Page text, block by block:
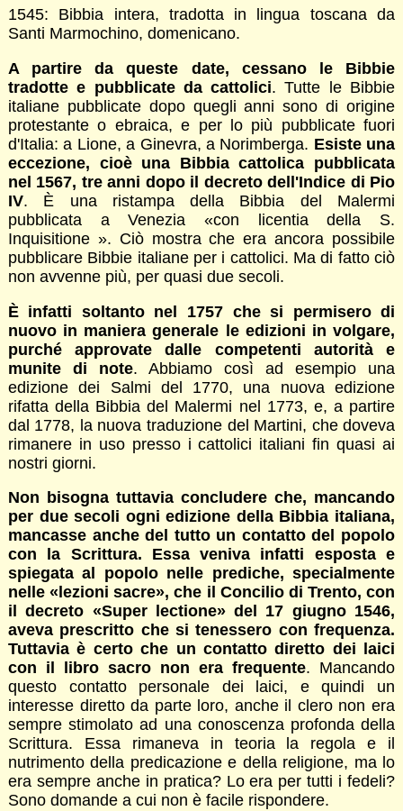
1545: Bibbia intera, tradotta in lingua toscana da
Santi Marmochino, domenicano.
A partire da queste date, cessano le Bibbie
tradotte e pubblicate da cattolici. Tutte le Bibbie
italiane pubblicate dopo quegli anni sono di origine
protestante o ebraica, e per lo più pubblicate fuori
d'Italia: a Lione, a Ginevra, a Norimberga. Esiste una
eccezione, cioè una Bibbia cattolica pubblicata
nel 1567, tre anni dopo il decreto dell'Indice di Pio
IV. È una ristampa della Bibbia del Malermi
pubblicata a Venezia «con licentia della S.
Inquisitione ». Ciò mostra che era ancora possibile
pubblicare Bibbie italiane per i cattolici. Ma di fatto ciò
non avvenne più, per quasi due secoli.
È infatti soltanto nel 1757 che si permisero di
nuovo in maniera generale le edizioni in volgare,
purché approvate dalle competenti autorità e
munite di note. Abbiamo così ad esempio una
edizione dei Salmi del 1770, una nuova edizione
rifatta della Bibbia del Malermi nel 1773, e, a partire
dal 1778, la nuova traduzione del Martini, che doveva
rimanere in uso presso i cattolici italiani fin quasi ai
nostri giorni.
Non bisogna tuttavia concludere che, mancando
per due secoli ogni edizione della Bibbia italiana,
mancasse anche del tutto un contatto del popolo
con la Scrittura. Essa veniva infatti esposta e
spiegata al popolo nelle prediche, specialmente
nelle «lezioni sacre», che il Concilio di Trento, con
il decreto «Super lectione» del 17 giugno 1546,
aveva prescritto che si tenessero con frequenza.
Tuttavia è certo che un contatto diretto dei laici
con il libro sacro non era frequente. Mancando
questo contatto perso­nale dei laici, e quindi un
interesse diretto da parte loro, anche il clero non era
sempre stimolato ad una conoscenza profonda della
Scrittura. Essa rimaneva in teoria la regola e il
nutrimento della predicazione e della religione, ma lo
era sempre anche in pratica? Lo era per tutti i fedeli?
Sono domande a cui non è facile rispondere.